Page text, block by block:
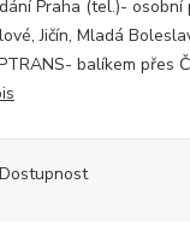
Praha (tel.)- osobní
Jičín, Mladá
balíkem přes
Dostupnost